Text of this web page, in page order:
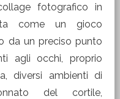
fotografico in
come un gioco
da un preciso punto
agli occhi, proprio
diversi ambienti di
del cortile,